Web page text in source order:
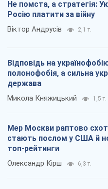
Не помста, а стратегія:
Росію платити за війну
Віктор Андрусів 2,1 т.
Відповідь на
полонофобія, а сильна
держава
Микола Княжицький 1,5 т.
Мер Москви раптово
стають послом у США й
топ-рейтинги
Олександр Кірш 6,3 т.